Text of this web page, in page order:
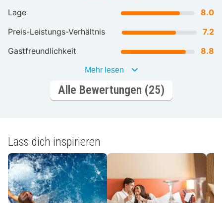
Lage
8.0
Preis-Leistungs-Verhältnis
7.2
Gastfreundlichkeit
8.8
Mehr lesen
Alle Bewertungen (25)
Lass dich inspirieren